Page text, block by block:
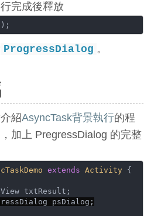
完成後釋放
ProgressDialog 。
紹AsyncTask背景執行的程
加上 PregressDialog 的完整
extends Activity {
txtResult;
psDialog;